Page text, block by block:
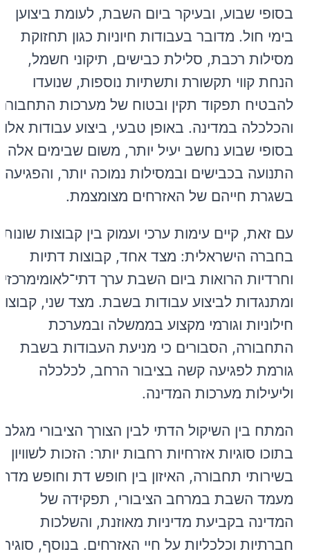
בסופי שבוע, ובעיקר ביום השבת, לעומת ביצוען
בימי חול. מדובר בעבודות חיוניות כגון תחזוקת
מסילות רכבת, סלילת כבישים, תיקוני חשמל,
הנחת קווי תקשורת ותשתיות נוספות, שנועדו
להבטיח תפקוד תקין ובטוח של מערכות
והכלכלה במדינה. באופן טבעי, ביצוע עבודות אלו
בסופי שבוע נחשב יעיל יותר, משום שבימים אלה
התנועה בכבישים ובמסילות נמוכה יותר, והפגיעה
בשגרת חייהם של האזרחים מצומצמת.
עם זאת, קיים עימות ערכי ועמוק בין קבוצות שונות
בחברה הישראלית: מצד אחד, קבוצות דתיות
וחרדיות הרואות ביום השבת ערך דתי־לאומימרכזי,
ומתנגדות לביצוע עבודות בשבת. מצד שני,
חילוניות וגורמי מקצוע בממשלה ובמערכת
התחבורה, הסבורים כי מניעת העבודות בשבת
גורמת לפגיעה קשה בציבור הרחב, לכלכלה
וליעילות מערכות המדינה.
המתח בין השיקול הדתי לבין הצורך הציבורי מגלם
בתוכו סוגיות אזרחיות רחבות יותר: הזכות לשוויון
בשירותי תחבורה, האיזון בין חופש דת וחופש
מעמד השבת במרחב הציבורי, תפקידה של
המדינה בקביעת מדיניות מאוזנת, והשלכות
חברתיות וכלכליות על חיי האזרחים. בנוסף, סוגיה